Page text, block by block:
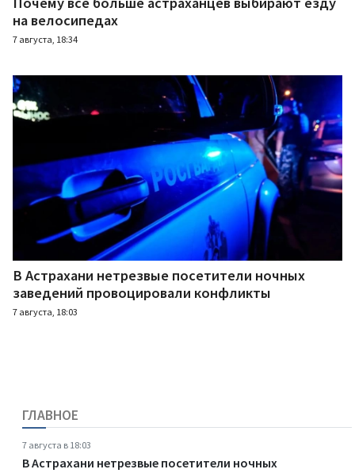
на велосипедах
7 августа, 18:34
В Астрахани нетрезвые посетители ночных
заведений провоцировали конфликты
7 августа, 18:03
ГЛАВНОЕ
7 августа в 18:03
В Астрахани нетрезвые посетители ночных